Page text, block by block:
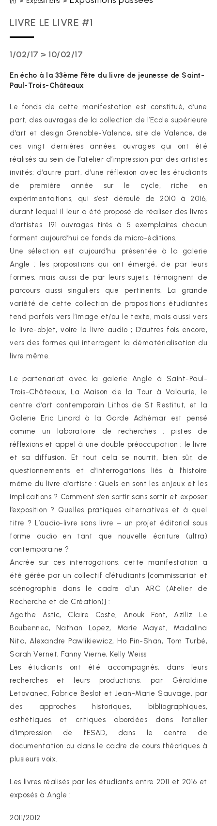
LIVRE LE LIVRE #1
1/02/17 > 10/02/17
En écho à la 33ème Fête du livre de jeunesse de Saint-
Paul-Trois-Châteaux
Le fonds de cette manifestation est constitué, d’une
part, des ouvrages de la collection de l’Ecole supérieure
d’art et design Grenoble-Valence, site de Valence, de
ces vingt dernières années, ouvrages qui ont été
réalisés au sein de l’atelier d’impression par des artistes
invités; d’autre part, d’une réflexion avec les étudiants
de première année sur le cycle, riche en
expérimentations, qui s’est déroulé de 2010 à 2016,
durant lequel il leur a été proposé de réaliser des livres
d’artistes. 191 ouvrages tirés à 5 exemplaires chacun
forment aujourd’hui ce fonds de micro-éditions.
Une sélection est aujourd’hui présentée à la galerie
Angle : les propositions qui ont émergé, de par leurs
formes, mais aussi de par leurs sujets, témoignent de
parcours aussi singuliers que pertinents. La grande
variété de cette collection de propositions étudiantes
tend parfois vers l’image et/ou le texte, mais aussi vers
le livre-objet, voire le livre audio ; D’autres fois encore,
vers des formes qui interrogent la dématérialisation du
livre même.
Le partenariat avec la galerie Angle à Saint-Paul-
Trois-Châteaux, La Maison de la Tour à Valaurie, le
centre d’art contemporain Lithos de St Restitut, et la
Galerie Eric Linard à la Garde Adhémar est pensé
comme un laboratoire de recherches : pistes de
réflexions et appel à une double préoccupation : le livre
et sa diffusion. Et tout cela se nourrit, bien sûr, de
questionnements et d’interrogations liés à l’histoire
même du livre d’artiste : Quels en sont les enjeux et les
implications ? Comment s’en sortir sans sortir et exposer
l’exposition ? Quelles pratiques alternatives et à quel
titre ? L’audio-livre sans livre – un projet éditorial sous
forme audio en tant que nouvelle écriture (ultra)
contemporaine ?
Ancrée sur ces interrogations, cette manifestation a
été gérée par un collectif d’étudiants [commissariat et
scénographie dans le cadre d’un ARC (Atelier de
Recherche et de Création)] :
Agathe Astic, Claire Coste, Anouk Font, Aziliz Le
Boubennec, Nathan Lopez, Marie Mayet, Madalina
Nita, Alexandre Pawlikiewicz, Ho Pin-Shan, Tom Turbé,
Sarah Vernet, Fanny Vierne, Kelly Weiss
Les étudiants ont été accompagnés, dans leurs
recherches et leurs productions, par Géraldine
Letovanec, Fabrice Beslot et Jean-Marie Sauvage, par
des approches historiques, bibliographiques,
esthétiques et critiques abordées dans l’atelier
d’impression de l’ESAD, dans le centre de
documentation ou dans le cadre de cours théoriques à
plusieurs voix.
Les livres réalisés par les étudiants entre 2011 et 2016 et
exposés à Angle :
2011/2012